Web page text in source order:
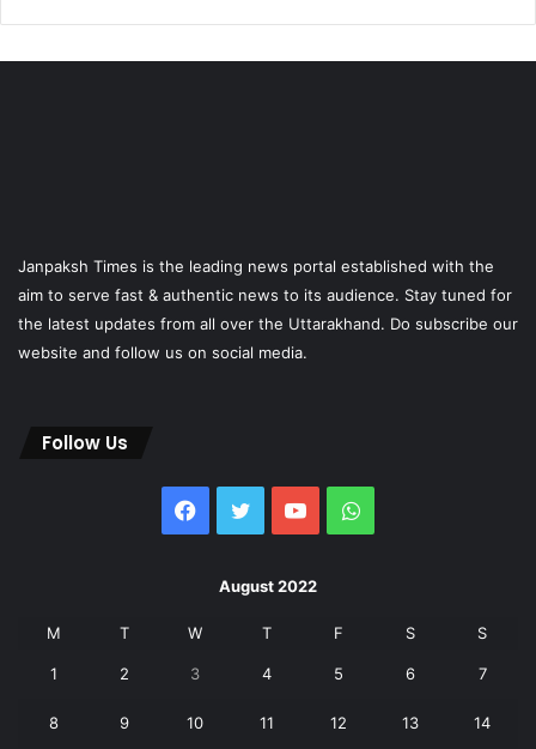
Janpaksh Times is the leading news portal established with the
aim to serve fast & authentic news to its audience. Stay tuned for
the latest updates from all over the Uttarakhand. Do subscribe our
website and follow us on social media.
Follow Us
Facebook
Twitter YouTubeWhatsApp
August 2022
M T W T F S S
1 2 3 4 5 6 7
8 9 10 11 12 13 14